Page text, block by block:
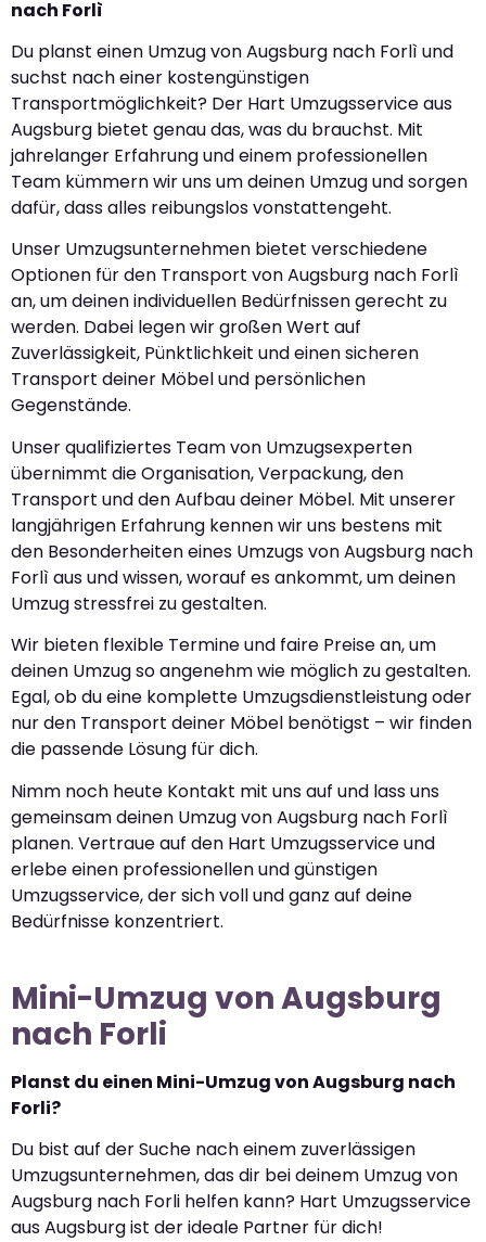
nach Forlì
Du planst einen Umzug von Augsburg nach Forlì und
suchst nach einer kostengünstigen
Transportmöglichkeit? Der Hart Umzugsservice aus
Augsburg bietet genau das, was du brauchst. Mit
jahrelanger Erfahrung und einem professionellen
Team kümmern wir uns um deinen Umzug und sorgen
dafür, dass alles reibungslos vonstattengeht.
Unser Umzugsunternehmen bietet verschiedene
Optionen für den Transport von Augsburg nach Forlì
an, um deinen individuellen Bedürfnissen gerecht zu
werden. Dabei legen wir großen Wert auf
Zuverlässigkeit, Pünktlichkeit und einen sicheren
Transport deiner Möbel und persönlichen
Gegenstände.
Unser qualifiziertes Team von Umzugsexperten
übernimmt die Organisation, Verpackung, den
Transport und den Aufbau deiner Möbel. Mit unserer
langjährigen Erfahrung kennen wir uns bestens mit
den Besonderheiten eines Umzugs von Augsburg nach
Forlì aus und wissen, worauf es ankommt, um deinen
Umzug stressfrei zu gestalten.
Wir bieten flexible Termine und faire Preise an, um
deinen Umzug so angenehm wie möglich zu gestalten.
Egal, ob du eine komplette Umzugsdienstleistung oder
nur den Transport deiner Möbel benötigst – wir finden
die passende Lösung für dich.
Nimm noch heute Kontakt mit uns auf und lass uns
gemeinsam deinen Umzug von Augsburg nach Forlì
planen. Vertraue auf den Hart Umzugsservice und
erlebe einen professionellen und günstigen
Umzugsservice, der sich voll und ganz auf deine
Bedürfnisse konzentriert.
Mini-Umzug von Augsburg
nach Forli
Planst du einen Mini-Umzug von Augsburg nach
Forli?
Du bist auf der Suche nach einem zuverlässigen
Umzugsunternehmen, das dir bei deinem Umzug von
Augsburg nach Forli helfen kann? Hart Umzugsservice
aus Augsburg ist der ideale Partner für dich!